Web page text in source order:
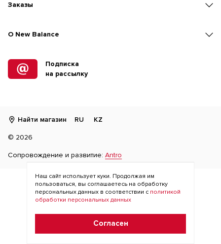
Заказы
O New Balance
Подписка
на рассылку
Найти магазин RU KZ
© 2026
Сопровождение и развитие: Antro
Наш сайт использует куки. Продолжая им
пользоваться, вы соглашаетесь на обработку
персональных данных в соответствии с политикой
обработки персональных данных
Согласен